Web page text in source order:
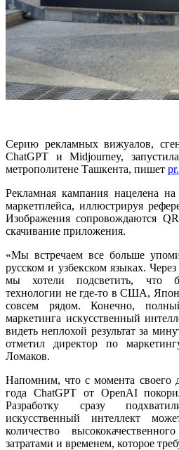
Серию рекламных вижуалов,
ChatGPT и Midjourney,
метрополитене Ташкента, пишет
Рекламная кампания нацелена на
маркетплейса, иллюстрируя
Изображения сопровождаются
скачивание приложения.
«Мы встречаем все больше
русском и узбекском языках.
мы хотели подсветить, что
технологии не где-то в США,
совсем рядом. Конечно,
маркетинга искусственный
видеть неплохой результат за
отметил директор по
Ломаков.
Напомним, что с момента своего
года ChatGPT от OpenAI
Разработку сразу
искусственный интеллект
количество
затратами и временем, которое